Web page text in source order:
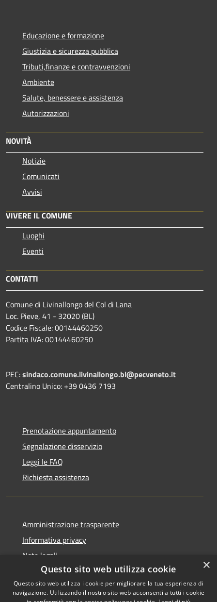
Educazione e formazione
Giustizia e sicurezza pubblica
Tributi,finanze e contravvenzioni
Ambiente
Salute, benessere e assistenza
Autorizzazioni
NOVITÀ
Notizie
Comunicati
Avvisi
VIVERE IL COMUNE
Luoghi
Eventi
CONTATTI
Comune di Livinallongo del Col di Lana
Loc. Pieve, 41 - 32020 (BL)
Codice Fiscale: 00144460250
Partita IVA: 00144460250
PEC:sindaco.comune.livinallongo.bl@pecveneto.it
Centralino Unico: +39 0436 7193
Prenotazione appuntamento
Segnalazione disservizio
Leggi le FAQ
Richiesta assistenza
Amministrazione trasparente
Informativa privacy
Note legali
Dichiarazione di accessibilità
×
Questo sito web utilizza cookie
Questo sito web utilizza i cookie per migliorare la tua esperienza di
navigazione. Utilizzando il nostro sito web acconsenti a tutti i cookie